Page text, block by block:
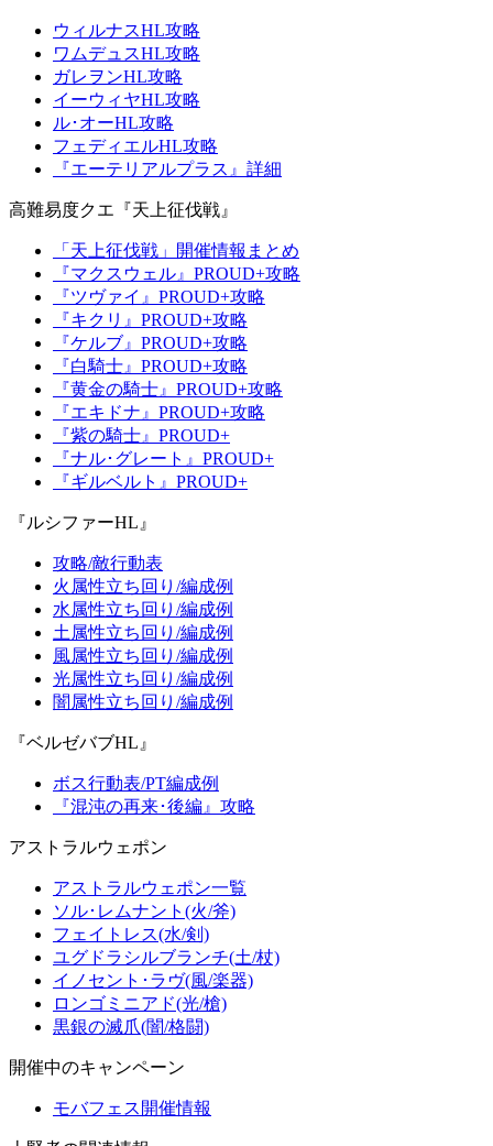
ウィルナスHL攻略
ワムデュスHL攻略
ガレヲンHL攻略
イーウィヤHL攻略
ル･オーHL攻略
フェディエルHL攻略
『エーテリアルプラス』詳細
高難易度クエ『天上征伐戦』
「天上征伐戦」開催情報まとめ
『マクスウェル』PROUD+攻略
『ツヴァイ』PROUD+攻略
『キクリ』PROUD+攻略
『ケルブ』PROUD+攻略
『白騎士』PROUD+攻略
『黄金の騎士』PROUD+攻略
『エキドナ』PROUD+攻略
『紫の騎士』PROUD+
『ナル･グレート』PROUD+
『ギルベルト』PROUD+
『ルシファーHL』
攻略/敵行動表
火属性立ち回り/編成例
水属性立ち回り/編成例
土属性立ち回り/編成例
風属性立ち回り/編成例
光属性立ち回り/編成例
闇属性立ち回り/編成例
『ベルゼバブHL』
ボス行動表/PT編成例
『混沌の再来･後編』攻略
アストラルウェポン
アストラルウェポン一覧
ソル･レムナント(火/斧)
フェイトレス(水/剣)
ユグドラシルブランチ(土/杖)
イノセント･ラヴ(風/楽器)
ロンゴミニアド(光/槍)
黒銀の滅爪(闇/格闘)
開催中のキャンペーン
モバフェス開催情報